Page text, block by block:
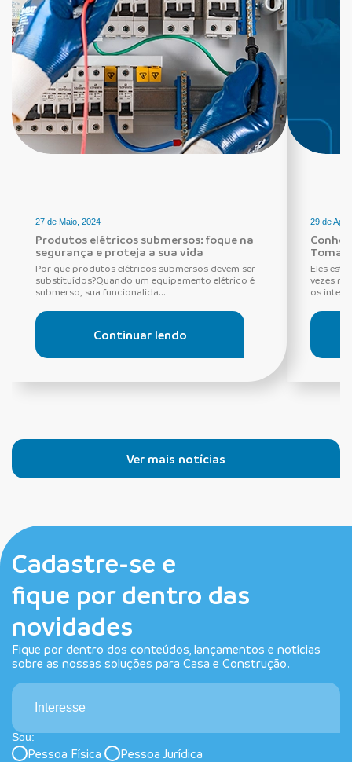
27 de Maio, 2024
Produtos elétricos submersos: foque na
segurança e proteja a sua vida
Por que produtos elétricos submersos devem ser
substituídos?Quando um equipamento elétrico é
submerso, sua funcionalida...
Continuar lendo
29 de
Eles
vezes
os
Ver mais notícias
Cadastre-se e
fique por dentro das
novidades
Fique por dentro dos conteúdos, lançamentos e notícias
sobre as nossas soluções para Casa e Construção.
Interesse
Sou:
Pessoa Física Pessoa Jurídica